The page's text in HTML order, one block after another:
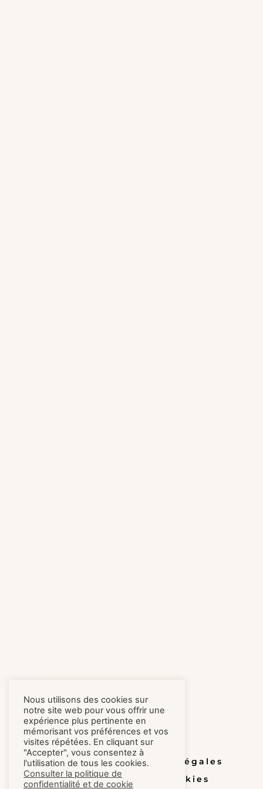
Honoraires
Mentions légales
Confidentialité et cookies
Nous utilisons des cookies sur
notre site web pour vous offrir une
expérience plus pertinente en
mémorisant vos préférences et vos
visites répétées. En cliquant sur
"Accepter", vous consentez à
l'utilisation de tous les cookies.
Consulter la politique de
confidentialité et de cookie